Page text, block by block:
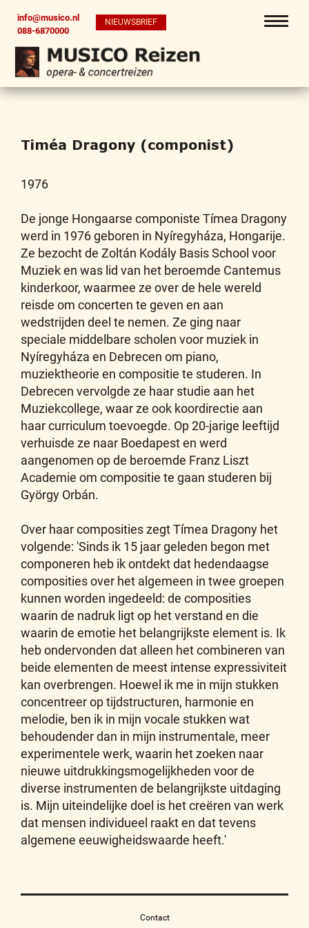
info@musico.nl
088-6870000
NIEUWSBRIEF
Timéa Dragony (componist)
1976
De jonge Hongaarse componiste Tímea Dragony
werd in 1976 geboren in Nyíregyháza, Hongarije.
Ze bezocht de Zoltán Kodály Basis School voor
Muziek en was lid van het beroemde Cantemus
kinderkoor, waarmee ze over de hele wereld
reisde om concerten te geven en aan
wedstrijden deel te nemen. Ze ging naar
speciale middelbare scholen voor muziek in
Nyíregyháza en Debrecen om piano,
muziektheorie en compositie te studeren. In
Debrecen vervolgde ze haar studie aan het
Muziekcollege, waar ze ook koordirectie aan
haar curriculum toevoegde. Op 20-jarige leeftijd
verhuisde ze naar Boedapest en werd
aangenomen op de beroemde Franz Liszt
Academie om compositie te gaan studeren bij
György Orbán.
Over haar composities zegt Tímea Dragony het
volgende: 'Sinds ik 15 jaar geleden begon met
componeren heb ik ontdekt dat hedendaagse
composities over het algemeen in twee groepen
kunnen worden ingedeeld: de composities
waarin de nadruk ligt op het verstand en die
waarin de emotie het belangrijkste element is. Ik
heb ondervonden dat alleen het combineren van
beide elementen de meest intense expressiviteit
kan overbrengen. Hoewel ik me in mijn stukken
concentreer op tijdstructuren, harmonie en
melodie, ben ik in mijn vocale stukken wat
behoudender dan in mijn instrumentale, meer
experimentele werk, waarin het zoeken naar
nieuwe uitdrukkingsmogelijkheden voor de
diverse instrumenten de belangrijkste uitdaging
is. Mijn uiteindelijke doel is het creëren van werk
dat mensen individueel raakt en dat tevens
algemene eeuwigheidswaarde heeft.'
Contact